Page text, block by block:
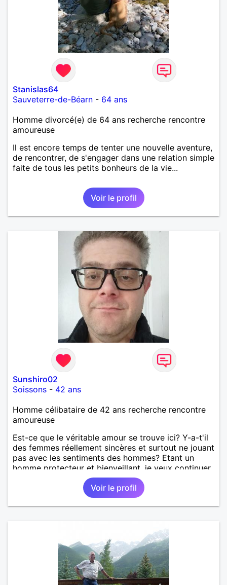
Stanislas64
Sauveterre-de-Béarn - 64 ans
Homme divorcé(e) de 64 ans recherche rencontre
amoureuse
Il est encore temps de tenter une nouvelle aventure,
de rencontrer, de s'engager dans une relation simple
faite de tous les petits bonheurs de la vie...
Voir le profil
Sunshiro02
Soissons - 42 ans
Homme célibataire de 42 ans recherche rencontre
amoureuse
Est-ce que le véritable amour se trouve ici? Y-a-t'il
des femmes réellement sincères et surtout ne jouant
pas avec les sentiments des hommes? Etant un
homme protecteur et bienveillant, je veux continuer
d'y croire et pouvoir enfin former la petite famille
que je désir temps. Faux profil, profiteuse et autres
joyeuseté passer votre chemin, vous ne
m'intéressez pas du tout!
Voir le profil